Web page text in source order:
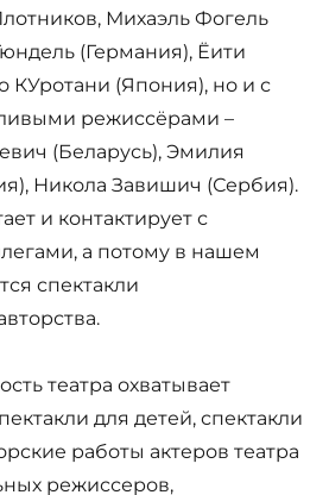
Михаэль Фогель
(Германия), Ёити
КУротани (Япония), но и с
режиссёрами –
(Беларусь), Эмилия
Никола Завишич (Сербия).
и контактирует с
а потому в нашем
спектакли
театра охватывает
для детей, спектакли
работы актеров театра
режиссеров,